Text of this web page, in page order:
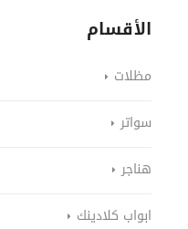
الأقسام
مظلات
سواتر
هناجر
ابواب كلادينك